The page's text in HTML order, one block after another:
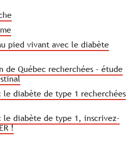
pied vivant avec le diabète
de Québec recherchées - étude
le diabète de type 1 recherchées
le diabète de type 1, inscrivez-
!